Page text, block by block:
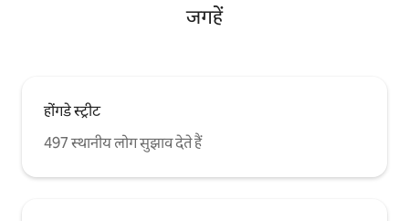
जगहें
होंगडे स्ट्रीट
497 स्थानीय लोग सुझाव देते हैं